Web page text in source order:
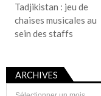
ARCHIVES
Archives